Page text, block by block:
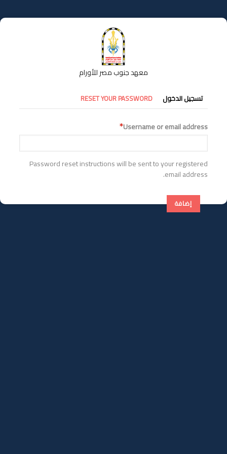
إلى
المحتوى
معهد جنوب مصر للأورام
التبويبات
الأساسية
تسجيل الدخول RESET YOUR PASSWORD
Username or email address
Password reset instructions will be sent to your registered
email address.